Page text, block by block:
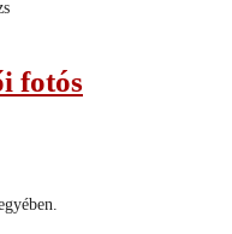
fotós